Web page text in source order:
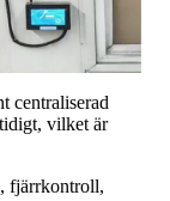
centraliserad
vilket är
fjärrkontroll,